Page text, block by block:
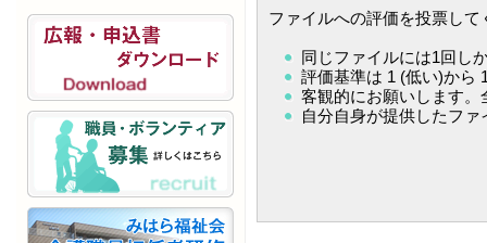
ファイルへの評価を投票して
同じファイルには1回し
評価基準は 1 (低い)から
客観的にお願いします
自分自身が提供したフ